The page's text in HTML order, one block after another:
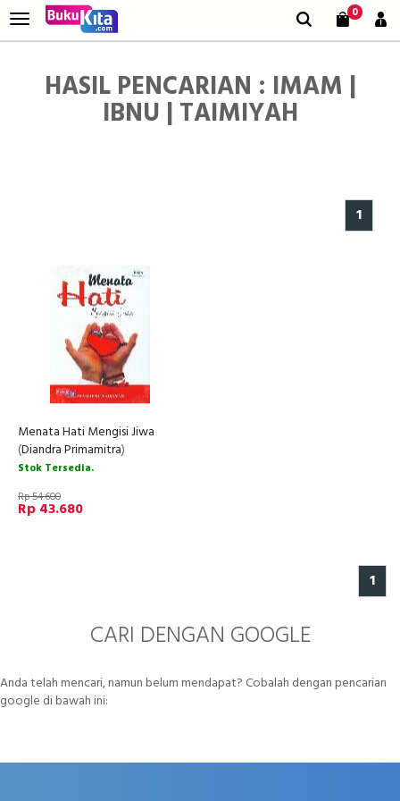
0
HASIL PENCARIAN : IMAM |
IBNU | TAIMIYAH
1
Menata Hati Mengisi Jiwa
(Diandra Primamitra)
Stok Tersedia.
Rp 54.600
Rp 43.680
1
CARI DENGAN GOOGLE
Anda telah mencari, namun belum mendapat? Cobalah dengan pencarian
google di bawah ini: